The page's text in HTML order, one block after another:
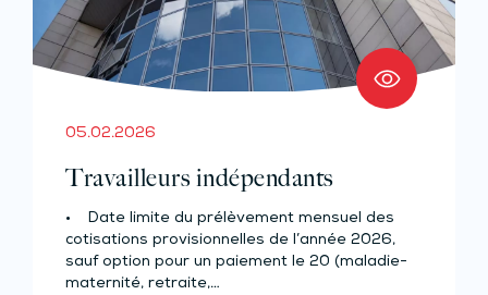
05.02.2026
Travailleurs indépendants
• Date limite du prélèvement mensuel des
cotisations provisionnelles de l’année 2026,
sauf option pour un paiement le 20 (maladie-
maternité, retraite,…